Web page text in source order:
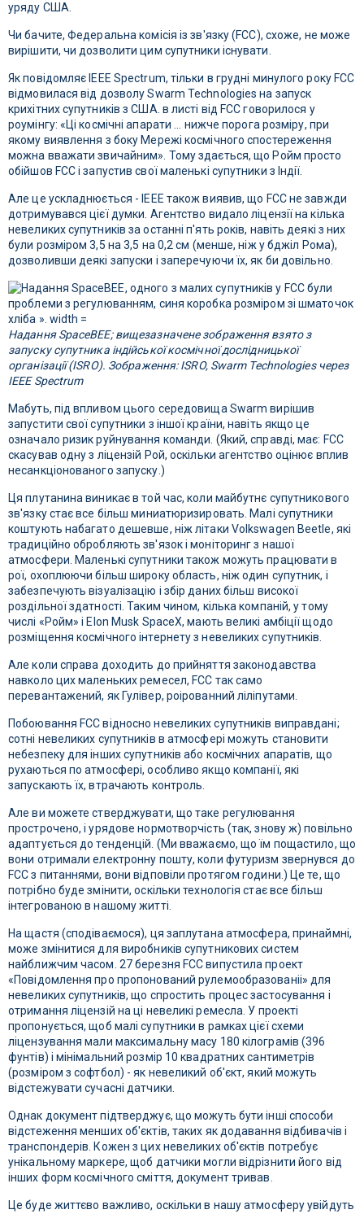
уряду США.
Чи бачите, Федеральна комісія із зв'язку (FCC), схоже, не може
вирішити, чи дозволити цим супутники існувати.
Як повідомляє IEEE Spectrum, тільки в грудні минулого року FCC
відмовилася від дозволу Swarm Technologies на запуск
крихітних супутників з США. в листі від FCC говорилося у
роумінгу: «Ці космічні апарати ... нижче порога розміру, при
якому виявлення з боку Мережі космічного спостереження
можна вважати звичайним». Тому здається, що Ройм просто
обійшов FCC і запустив свої маленькі супутники з Індії.
Але це ускладнюється - IEEE також виявив, що FCC не завжди
дотримувався цієї думки. Агентство видало ліцензії на кілька
невеликих супутників за останні п'ять років, навіть деякі з них
були розміром 3,5 на 3,5 на 0,2 см (менше, ніж у бджіл Рома),
дозволивши деякі запуски і заперечуючи їх, як би довільно.
Надання SpaceBEE; вищезазначене зображення взято з
запуску супутника індійської космічної дослідницької
організації (ISRO). Зображення: ISRO, Swarm Technologies через
IEEE Spectrum
Мабуть, під впливом цього середовища Swarm вирішив
запустити свої супутники з іншої країни, навіть якщо це
означало ризик руйнування команди. (Який, справді, має: FCC
скасував одну з ліцензій Рой, оскільки агентство оцінює вплив
несанкціонованого запуску.)
Ця плутанина виникає в той час, коли майбутнє супутникового
зв'язку стає все більш миниатюризировать. Малі супутники
коштують набагато дешевше, ніж літаки Volkswagen Beetle, які
традиційно обробляють зв'язок і моніторинг з нашої
атмосфери. Маленькі супутники також можуть працювати в
рої, охоплюючи більш широку область, ніж один супутник, і
забезпечують візуалізацію і збір даних більш високої
роздільної здатності. Таким чином, кілька компаній, у тому
числі «Ройм» і Elon Musk SpaceX, мають великі амбіції щодо
розміщення космічного інтернету з невеликих супутників.
Але коли справа доходить до прийняття законодавства
навколо цих маленьких ремесел, FCC так само
перевантажений, як Гулівер, роірованний ліліпутами.
Побоювання FCC відносно невеликих супутників виправдані;
сотні невеликих супутників в атмосфері можуть становити
небезпеку для інших супутників або космічних апаратів, що
рухаються по атмосфері, особливо якщо компанії, які
запускають їх, втрачають контроль.
Але ви можете стверджувати, що таке регулювання
прострочено, і урядове нормотворчість (так, знову ж) повільно
адаптується до тенденцій. (Ми вважаємо, що їм пощастило, що
вони отримали електронну пошту, коли футуризм звернувся до
FCC з питаннями, вони відповіли протягом години.) Це те, що
потрібно буде змінити, оскільки технологія стає все більш
інтегрованою в нашому житті.
На щастя (сподіваємося), ця заплутана атмосфера, принаймні,
може змінитися для виробників супутникових систем
найближчим часом. 27 березня FCC випустила проект
«Повідомлення про пропонований рулемообразованіі» для
невеликих супутників, що спростить процес застосування і
отримання ліцензій на ці невеликі ремесла. У проекті
пропонується, щоб малі супутники в рамках цієї схеми
ліцензування мали максимальну масу 180 кілограмів (396
фунтів) і мінімальний розмір 10 квадратних сантиметрів
(розміром з софтбол) - як невеликий об'єкт, який можуть
відстежувати сучасні датчики.
Однак документ підтверджує, що можуть бути інші способи
відстеження менших об'єктів, таких як додавання відбивачів і
транспондерів. Кожен з цих невеликих об'єктів потребує
унікальному маркере, щоб датчики могли відрізнити його від
інших форм космічного сміття, документ тривав.
Це буде життєво важливо, оскільки в нашу атмосферу увійдуть